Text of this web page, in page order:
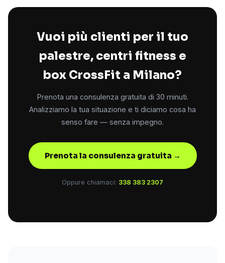
Vuoi più clienti per il tuo
palestre, centri fitness e
box CrossFit a Milano?
Prenota una consulenza gratuita di 30 minuti.
Analizziamo la tua situazione e ti diciamo cosa ha
senso fare — senza impegno.
Prenota la consulenza gratuita →
Oppure chiamaci: 338 383 2307